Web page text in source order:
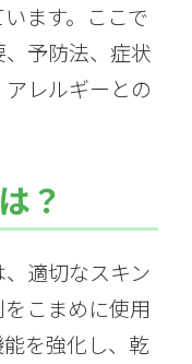
ます。ここで
予防法、症状
レルギーとの
？
適切なスキン
こまめに使用
を強化し、乾